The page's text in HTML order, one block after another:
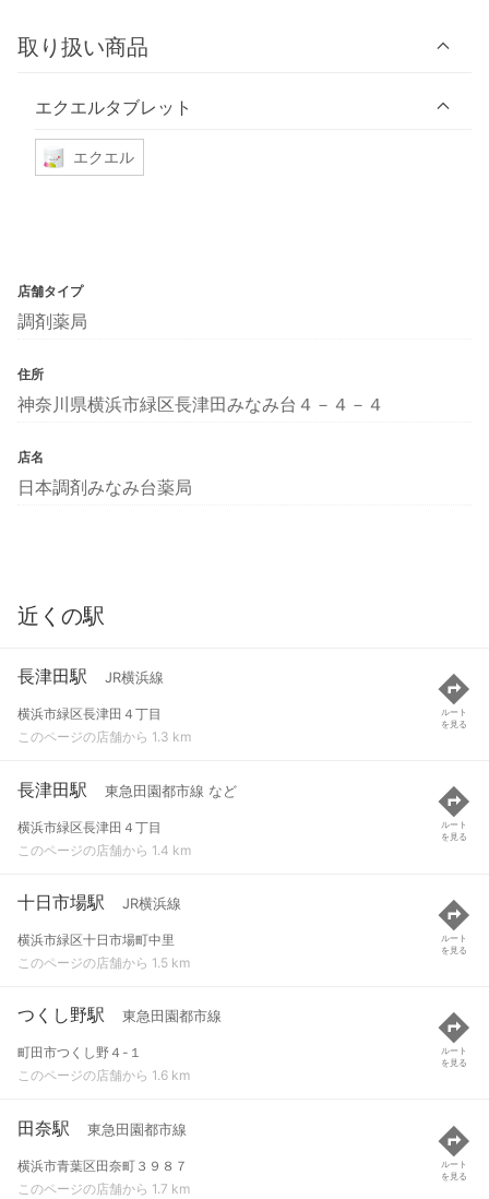
取り扱い商品
エクエルタブレット
エクエル
店舗タイプ
調剤薬局
住所
神奈川県横浜市緑区長津田みなみ台４－４－４
店名
日本調剤みなみ台薬局
近くの駅
長津田駅 JR横浜線
横浜市緑区長津田４丁目
このページの店舗から 1.3 km
ルート
を見る
長津田駅 東急田園都市線 など
横浜市緑区長津田４丁目
このページの店舗から 1.4 km
ルート
を見る
十日市場駅 JR横浜線
横浜市緑区十日市場町中里
このページの店舗から 1.5 km
ルート
を見る
つくし野駅 東急田園都市線
町田市つくし野４-１
このページの店舗から 1.6 km
ルート
を見る
田奈駅 東急田園都市線
横浜市青葉区田奈町３９８７
このページの店舗から 1.7 km
ルート
を見る